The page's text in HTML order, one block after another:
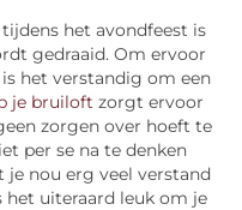
het avondfeest is
gedraaid. Om ervoor
het verstandig om een
je bruiloft zorgt ervoor
zorgen over hoeft te
per se na te denken
je nou erg veel verstand
het uiteraard leuk om je